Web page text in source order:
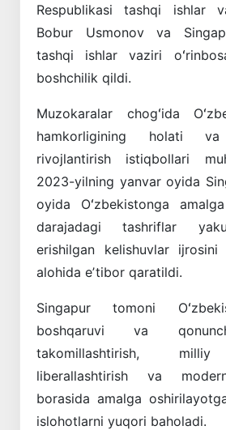
Respublikasi tashqi ishlar
Bobur Usmonov va
tashqi ishlar vaziri
boshchilik qildi.
Muzokaralar chogʻida
hamkorligining holati
rivojlantirish istiqbollari
2023-yilning yanvar oyida
oyida Oʻzbekistonga
darajadagi tashriflar
erishilgan kelishuvlar ijrosini
alohida eʼtibor qaratildi.
Singapur tomoni
boshqaruvi va
takomillashtirish,
liberallashtirish va
borasida amalga
islohotlarni yuqori baholadi.